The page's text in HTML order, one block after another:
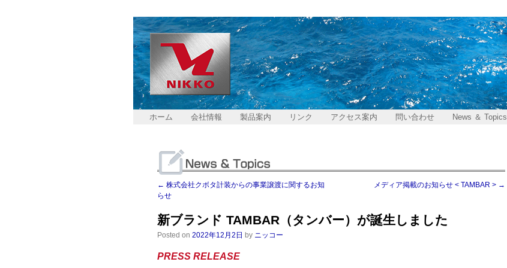
ホーム 会社情報 製品案内 リンク アクセス案内 問い合わせ News ＆ Topics
← 株式会社クボタ計装からの事業譲渡に関するお知
らせ
メディア掲載のお知らせ < TAMBAR > →
新ブランド TAMBAR（タンバー）が誕生しました
Posted on 2022年12月2日 by ニッコー
PRESS RELEASE